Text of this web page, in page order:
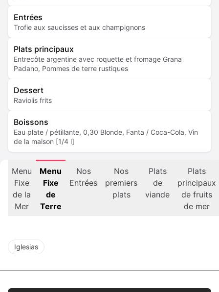
Entrées
Trofie aux saucisses et aux champignons
Plats principaux
Entrecôte argentine avec roquette et fromage Grana
Padano, Pommes de terre rustiques
Dessert
Raviolis frits
Boissons
Eau plate / pétillante, 0,30 Blonde, Fanta / Coca-Cola, Vin
de la maison [1/4 l]
Menu
Fixe
de la
Mer
Menu
Fixe
de
Terre
Nos
Entrées
Nos
premiers
plats
Plats
de
viande
Plats
principaux
de fruits
de mer
Iglesias